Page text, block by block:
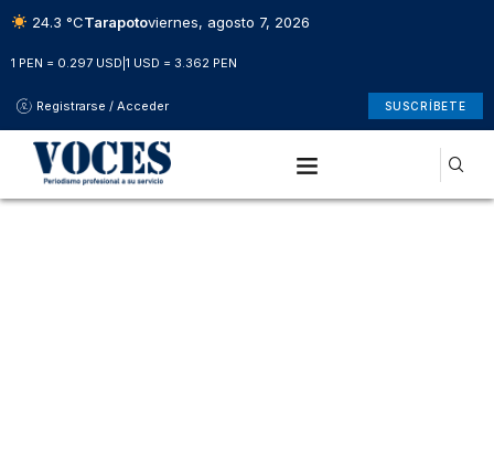
24.3 °CTarapotoviernes, agosto 7, 2026
1 PEN = 0.297 USD 1 USD = 3.362 PEN
Registrarse / Acceder SUSCRÍBETE